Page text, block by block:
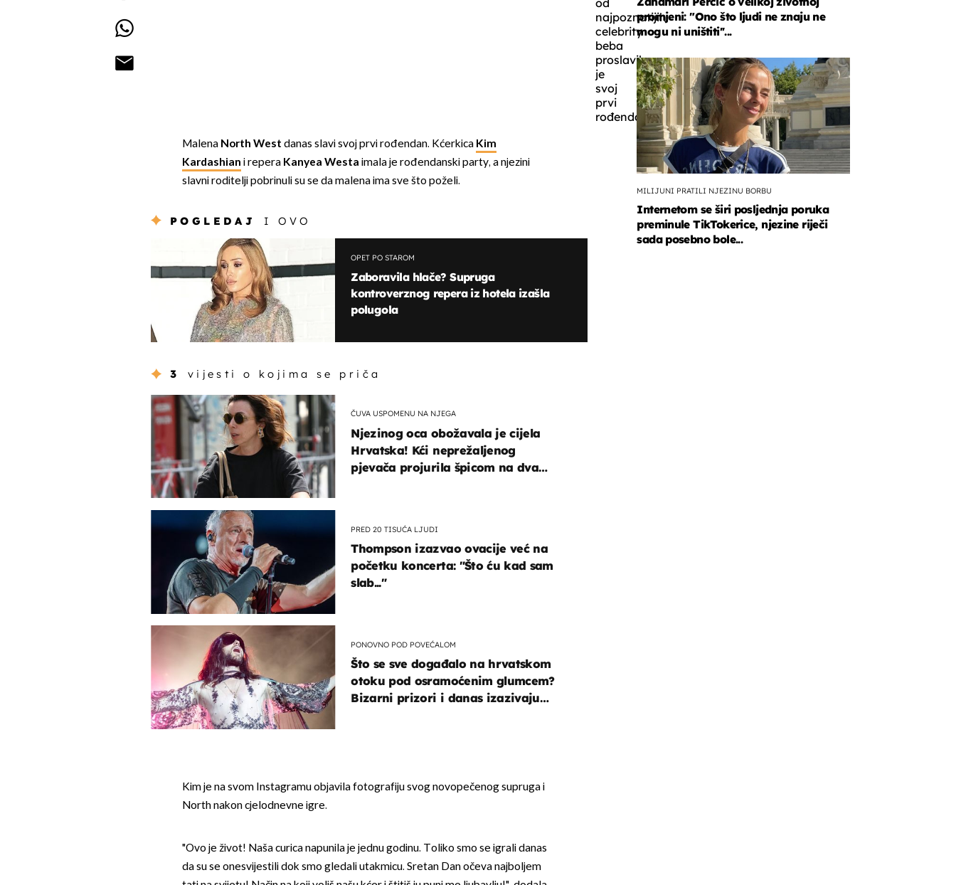
najpoznatijih
celebrity
beba
proslavila
je
svoj
prvi
rođendan.
Malena North West danas slavi svoj prvi rođendan. Kćerkica Kim
Kardashian i reperaKanyea Westa imala je rođendanski party, a njezini
slavni roditelji pobrinuli su se da malena ima sve što poželi.
POGLEDAJ I OVO
OPET PO STAROM
Zaboravila hlače? Supruga
kontroverznog repera iz hotela izašla
polugola
3 vijesti o kojima se priča
ČUVA USPOMENU NA NJEGA
Njezinog oca obožavala je cijela
Hrvatska! Kći neprežaljenog
pjevača projurila špicom na dva
PRED 20 TISUĆA LJUDI
Thompson izazvao ovacije već na
početku koncerta: "Što ću kad sam
slab..."
PONOVNO POD POVEĆALOM
Što se sve događalo na hrvatskom
otoku pod osramoćenim glumcem?
Bizarni prizori i danas izazivaju
Kim je na svom Instagramu objavila fotografiju svog novopečenog supruga i
North nakon cjelodnevne igre.
"Ovo je život! Naša curica napunila je jednu godinu. Toliko smo se igrali danas
da su se onesvijestili dok smo gledali utakmicu. Sretan Dan očeva najboljem
promjeni: "Ono što ljudi ne znaju ne
mogu ni uništiti''...
MILIJUNI PRATILI NJEZINU BORBU
Internetom se širi posljednja poruka
preminule TikTokerice, njezine riječi
sada posebno bole...